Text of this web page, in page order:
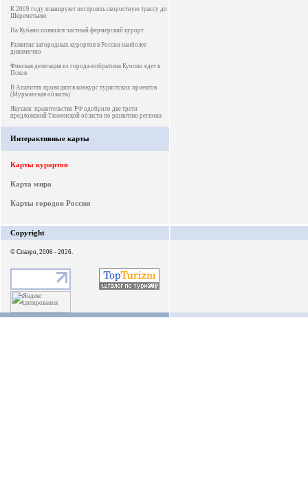
К 2009 году планируют построить скоростную трассу до
Шереметьево
На Кубани появился частный фермерский курорт
Развитие загородных курортов в России наиболее
динамично
Финская делегация из города-побратима Куопио едет в
Псков
В Апатитах проводится конкурс туристских проектов
(Мурманская область)
Якушев: правительство РФ одобрило две трети
предложений Тюменской области по развитию региона
Интерактивные карты
Карты курортов
Карта мира
Карты городов России
Copyright
© Спаэро, 2006 - 2026.